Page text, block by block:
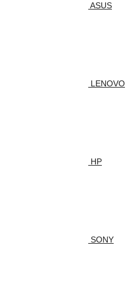
ASUS
LENOVO
HP
SONY